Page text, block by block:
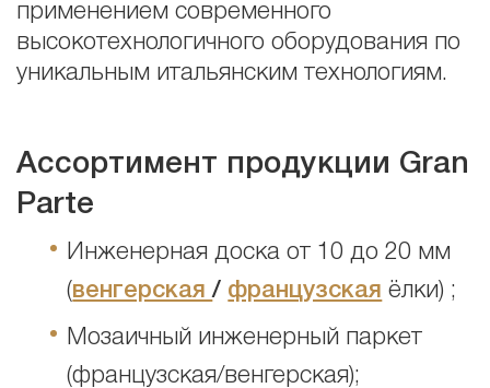
применением современного
высокотехнологичного оборудования по
уникальным итальянским технологиям.
Ассортимент продукции Gran
Parte
Инженерная доска от 10 до 20 мм
(венгерская/ французская ёлки) ;
Мозаичный инженерный паркет
(французская/венгерская);